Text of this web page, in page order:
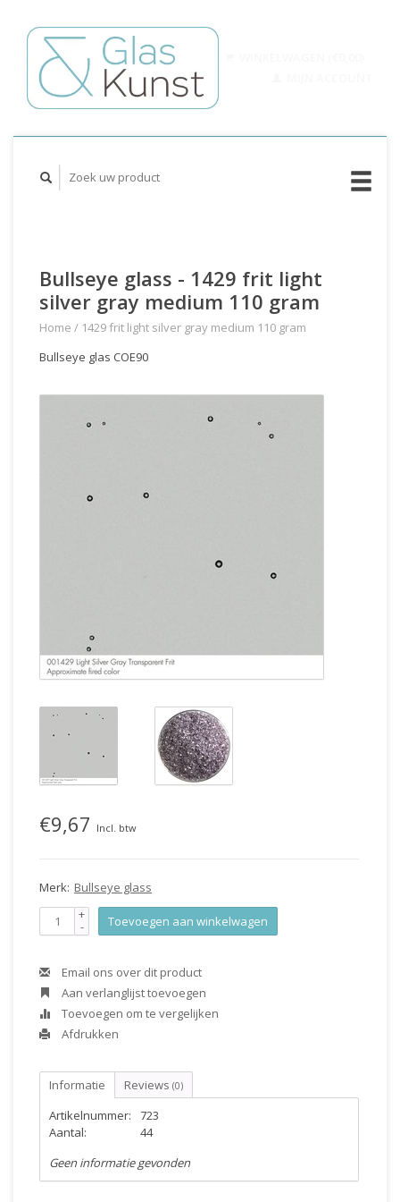
Bullseye glass - 1429 frit light
silver gray medium 110 gram
Home / 1429 frit light silver gray medium 110 gram
Bullseye glas COE90
€9,67 Incl. btw
Merk: Bullseye glass
+
- Toevoegen aan winkelwagen
Email ons over dit product
Aan verlanglijst toevoegen
Toevoegen om te vergelijken
Afdrukken
Informatie Reviews (0)
Artikelnummer:
723
Aantal:
44
Geen informatie gevonden